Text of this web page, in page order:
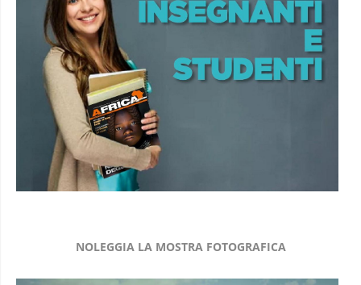
NOLEGGIA LA MOSTRA FOTOGRAFICA